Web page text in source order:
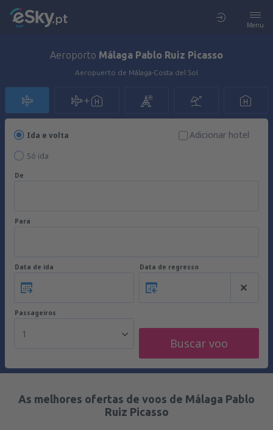
Menu
Aeroporto Málaga Pablo Ruiz Picasso
Aeropuerto de Málaga-Costa del Sol
Ida e volta
Só ida
Adicionar hotel
De
Para
Data de ida Data de regresso
Passageiros
1
Buscar voo
As melhores ofertas de voos de Málaga Pablo
Ruiz Picasso